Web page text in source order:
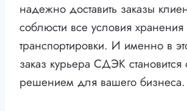
надежно доставить заказы
соблюсти все условия хранения
транспортировки. И именно в
заказ курьера СДЭК
решением для вашего бизнеса.